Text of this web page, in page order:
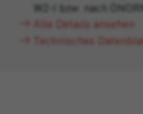
W2-I bzw. nach
Alle Details ansehen
Technisches